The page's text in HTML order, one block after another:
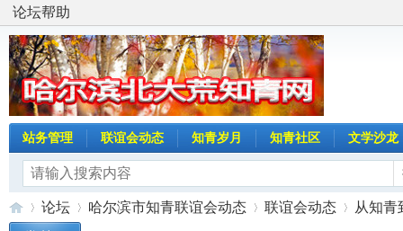
论坛帮助
站务管理 联谊会动态 知青岁月 知青社区 文学沙龙
论坛 哈尔滨市知青联谊会动态 联谊会动态 从知